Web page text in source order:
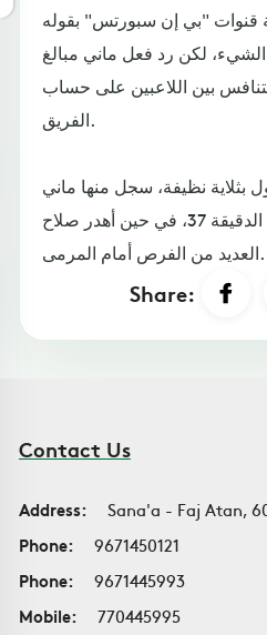
قنوات "بي إن سبورتس" بقوله
لكن رد فعل ماني مبالغ
بين اللاعبين على حساب
الفريق.
بثلاية نظيفة، سجل منها ماني
ثاني أهداف المباراة فى الدقيقة 37، في حين أهدر صلاح
العديد من الفرص أمام المرمى.
Share:
Contact Us
Address:
Sana'a - Faj Atan,
Phone:
9671450121
Phone:
9671445993
Mobile:
770445995